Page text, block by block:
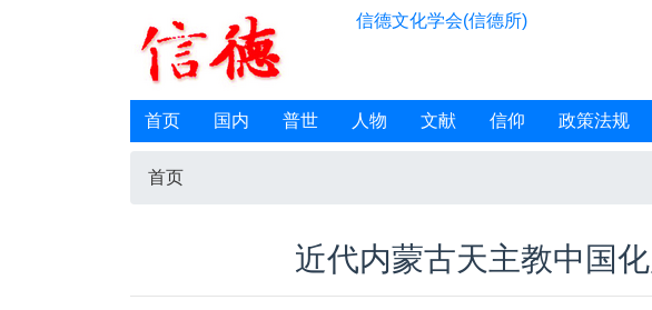
信德文化学会(信德所)
首页 国内 普世 人物 文献 信仰 政策法规
首页
近代内蒙古天主教中国